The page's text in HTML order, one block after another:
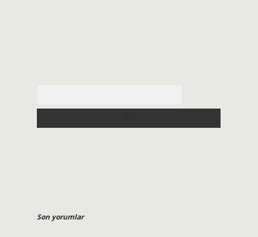
Son yorumlar